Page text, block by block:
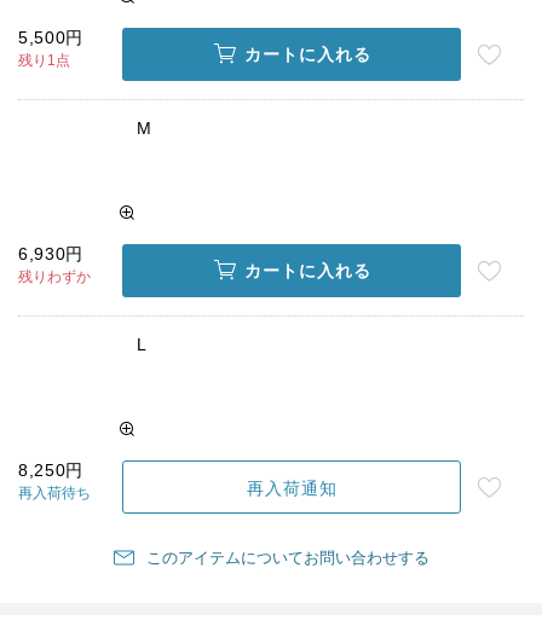
5,500円
残り1点 カートに入れる
M
6,930円
残りわずか カートに入れる
L
8,250円
再入荷待ち 再入荷通知
このアイテムについてお問い合わせする